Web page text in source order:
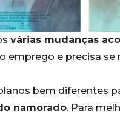
várias mudanças
emprego e precisa se
bem diferentes
namorado. Para